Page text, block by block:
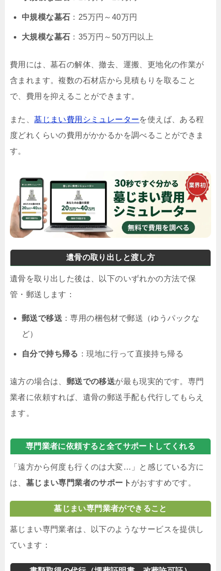
中規模な墓石 ：25万円～40万円
大規模な墓石 ：35万円～50万円以上
費用には、墓石の解体、撤去、運搬、更地化の作業が
含まれます。複数の石材店から見積もりを取ること
で、費用を抑えることができます。
また、墓じまい費用シミュレーターを使えば、ある程
度どれくらいの費用がかかるかを調べることができま
す。
遺骨の取り出しと渡し方
遺骨を取り出した後は、以下のいずれかの方法で保
管・郵送します：
郵送で移送 ：専用の梱包材で郵送（ゆうパックな
ど）
自分で持ち帰る ：現地に行って直接持ち帰る
遠方の場合は、 郵送での移送が最も現実的です。専門
業者に依頼すれば、遺骨の郵送手配も代行してもらえ
ます。
専門業者に依頼すると全てサポートしてくれる
「遠方から何度も行くのは大変…」と感じている方に
は、 墓じまい専門業者のサポート がおすすめです。
墓じまい専門業者ができること
墓じまい専門業者は、以下のようなサービスを提供し
ています：